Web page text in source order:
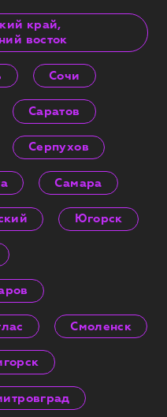
край,
восток
Сочи
Саратов
Серпухов
Самара
Югорск
Смоленск